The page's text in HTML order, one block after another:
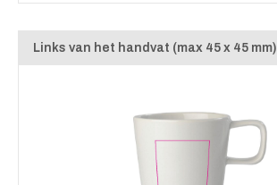
Links van het handvat (max 45 x 45 mm)